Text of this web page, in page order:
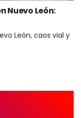
Nuevo León:
León, caos vial y